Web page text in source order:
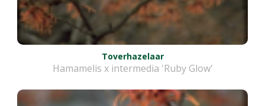
Toverhazelaar
Hamamelis x intermedia 'Ruby Glow'